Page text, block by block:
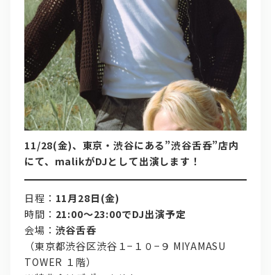
11/28(金)、東京・渋谷にある”渋谷舌呑”店内
にて、malikがDJとして出演します！
日程： 11月28日(金)
時間： 21:00～23:00でDJ出演予定
会場： 渋谷舌呑
（東京都渋谷区渋谷１−１０−９ MIYAMASU
TOWER １階）
問い合わせ, 取材,出演依頼
lyrical school official web shop